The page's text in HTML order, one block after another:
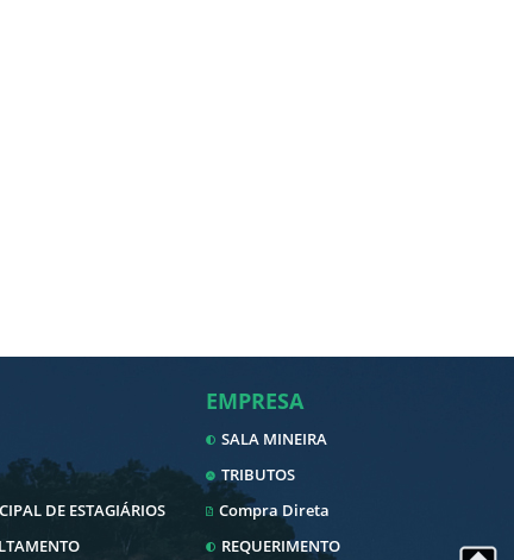
DE ESTAGIÁRIOS
EMPRESA
SALA MINEIRA
TRIBUTOS
Compra Direta
REQUERIMENTO